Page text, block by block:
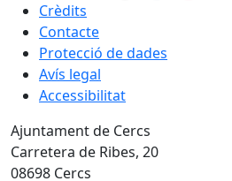
Crèdits
Contacte
Protecció de dades
Avís legal
Accessibilitat
Ajuntament de Cercs
Carretera de Ribes, 20
08698 Cercs